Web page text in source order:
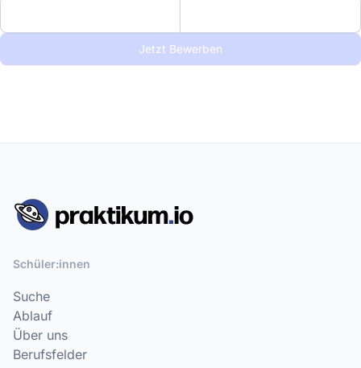
Jetzt Bewerben
Schüler:innen
Suche
Ablauf
Über uns
Berufsfelder